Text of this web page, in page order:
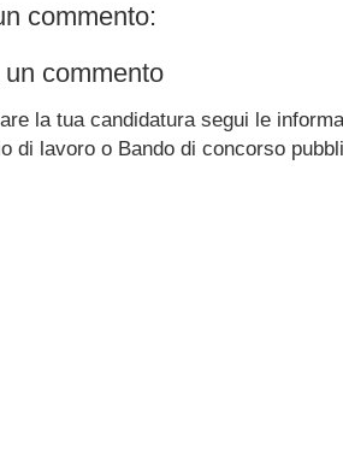
commento:
commento
la tua candidatura segui le
di lavoro o Bando di concorso